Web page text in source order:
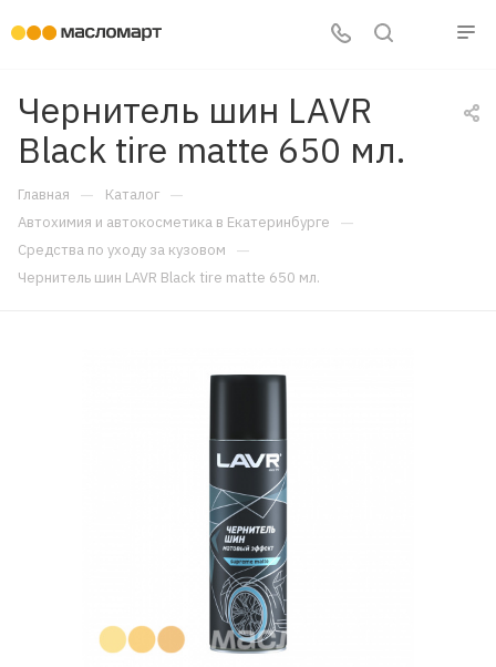
Чернитель шин LAVR
Black tire matte 650 мл.
Главная — Каталог —
Автохимия и автокосметика в Екатеринбурге —
Средства по уходу за кузовом —
Чернитель шин LAVR Black tire matte 650 мл.